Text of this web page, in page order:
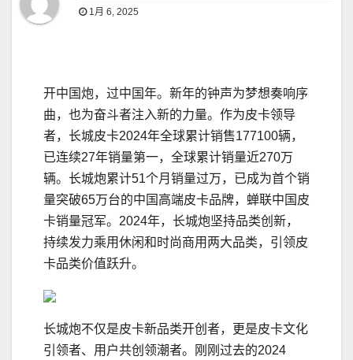
1月 6, 2025
开中国炮，过中国年。新年的钟声为梦想奏响序
曲，也为奋斗者注入新的力量。作为皮卡领导
者，长城皮卡2024年全球累计销售177100辆，
已连续27年销量第一，全球累计销量近270万
辆。长城炮累计51个月销量过万，已成为首个销
量突破65万台的中国高端皮卡品牌，蝉联中国皮
卡销量冠军。2024年，长城炮坚持品类创新，
持续发力乘用休闲和时尚商用两大品类，引领皮
卡品类价值跃升。
长城炮不仅是皮卡新品类开创者，更是皮卡文化
引领者、用户共创领潮者。刚刚过去的2024